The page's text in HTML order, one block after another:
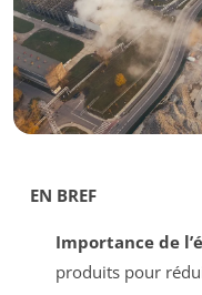
EN BREF
Importance de
produits pour